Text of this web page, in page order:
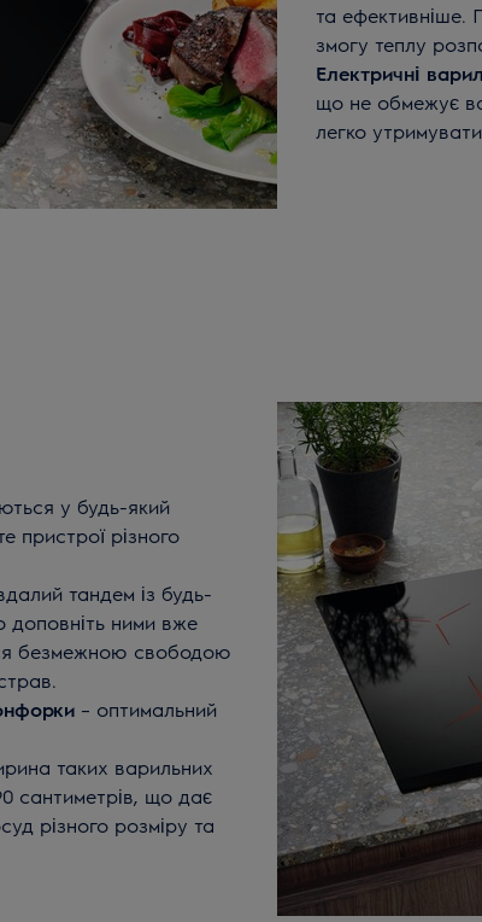
та ефективніше.
змогу теплу
Електричні
що не обмежує
легко
у будь-який
пристрої різного
тандем із будь-
ними вже
безмежною свободою
– оптимальний
таких варильних
сантиметрів, що дає
різного розміру та